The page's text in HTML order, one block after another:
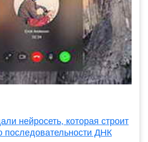
нейросеть, которая строит
последовательности ДНК